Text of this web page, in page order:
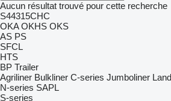
Aucun résultat trouvé pour cette recherche
S44315CHC
OKA OKHS OKS
AS PS
SFCL
HTS
BP Trailer
Agriliner Bulkliner C-series Jumboliner
N-series SAPL
S-series